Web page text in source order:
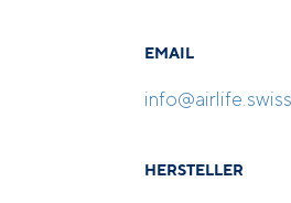
EMAIL
info@airlife.swiss
HERSTELLER